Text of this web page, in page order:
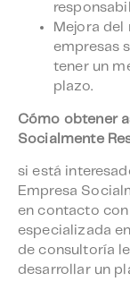
Mejora del
empresas
tener un
plazo.
Cómo obtener
Socialmente
si está
Empresa
en contacto
especializada
de consultoría
desarrollar un